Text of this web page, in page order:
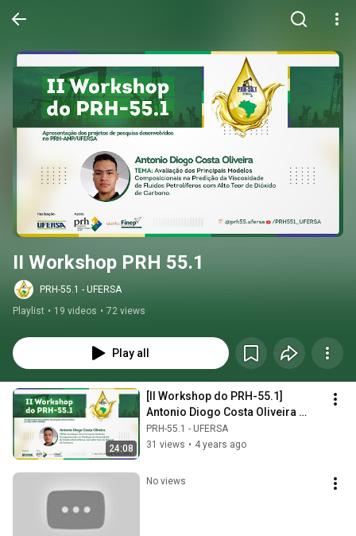
II Workshop PRH 55.1
PRH-55.1 - UFERSA
Playlist • 19 videos • 72 views
Play all
24:08
[II Workshop do PRH-55.1]
Antonio Diogo Costa Oliveira
(Graduação)
PRH-55.1 - UFERSA
31 views • 4 years ago
No views